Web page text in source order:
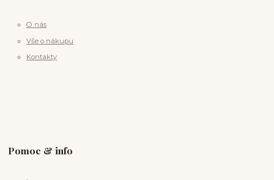
O nás
Vše o nákupu
Kontakty
Pomoc & info